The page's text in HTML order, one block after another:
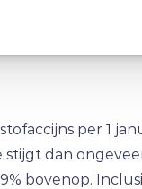
per 1
dan
bovenop.